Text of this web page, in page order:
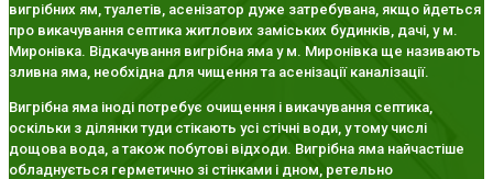
вигрібних ям, туалетів, асенізатор дуже затребувана, якщо йдеться
про викачування септика житлових заміських будинків, дачі, у м.
Миронівка. Відкачування вигрібна яма у м. Миронівка ще називають
зливна яма, необхідна для чищення та асенізації каналізації.
Вигрібна яма іноді потребує очищення і викачування септика,
оскільки з ділянки туди стікають усі стічні води, у тому числі
дощова вода, а також побутові відходи. Вигрібна яма найчастіше
обладнується герметично зі стінками і дном, ретельно